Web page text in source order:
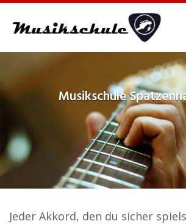
Musikschule
Jeder Akkord, den du sicher